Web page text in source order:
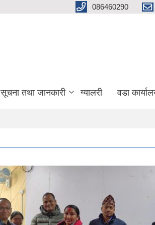
086460290
सूचना तथा जानकारी ग्यालरी वडा